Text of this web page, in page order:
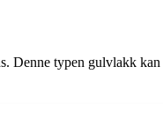
typen gulvlakk